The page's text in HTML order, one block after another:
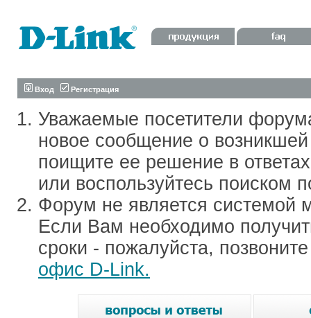
Вход Регистрация
Уважаемые посетители
новое сообщение о
поищите ее решение в
или воспользуйтесь поиском
Форум не является системой
Если Вам необходимо
сроки - пожалуйста,
офис D-Link.